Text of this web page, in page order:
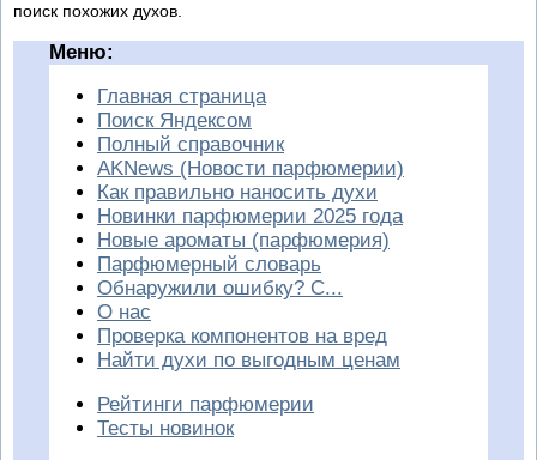
поиск похожих духов.
Меню:
Главная страница
Поиск Яндексом
Полный справочник
AKNews (Новости парфюмерии)
Как правильно наносить духи
Новинки парфюмерии 2025 года
Новые ароматы (парфюмерия)
Парфюмерный словарь
Обнаружили ошибку? С...
О нас
Проверка компонентов на вред
Найти духи по выгодным ценам
Рейтинги парфюмерии
Тесты новинок